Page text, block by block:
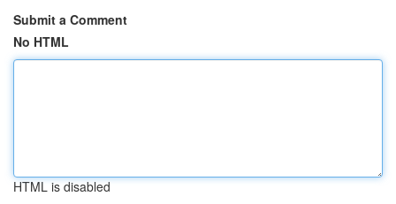
Submit a Comment
No HTML
HTML is disabled